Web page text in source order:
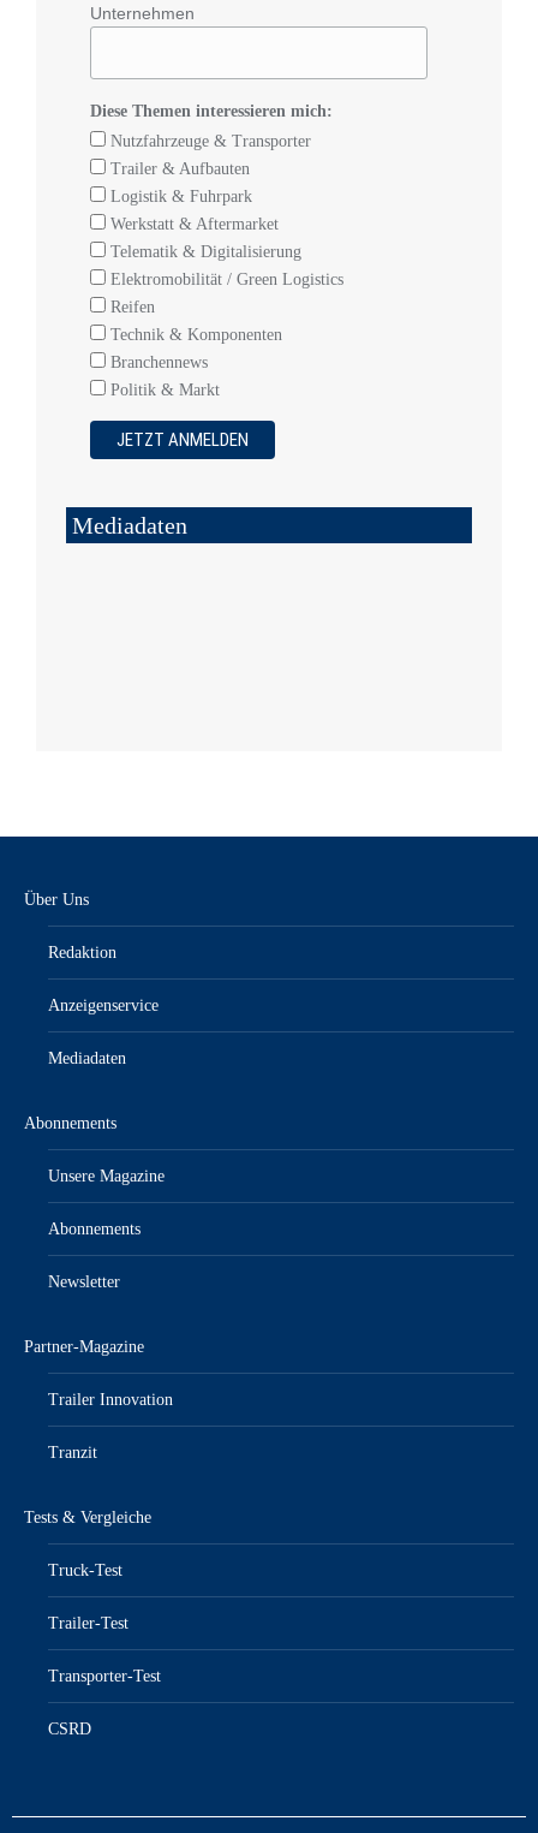
Unternehmen
Diese Themen interessieren mich:
Nutzfahrzeuge & Transporter
Trailer & Aufbauten
Logistik & Fuhrpark
Werkstatt & Aftermarket
Telematik & Digitalisierung
Elektromobilität / Green Logistics
Reifen
Technik & Komponenten
Branchennews
Politik & Markt
Mediadaten
Über Uns
Redaktion
Anzeigenservice
Mediadaten
Abonnements
Unsere Magazine
Abonnements
Newsletter
Partner-Magazine
Trailer Innovation
Tranzit
Tests & Vergleiche
Truck-Test
Trailer-Test
Transporter-Test
CSRD